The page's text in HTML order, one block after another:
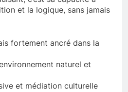
et la logique, sans jamais
fortement ancré dans la
naturel et
et médiation culturelle